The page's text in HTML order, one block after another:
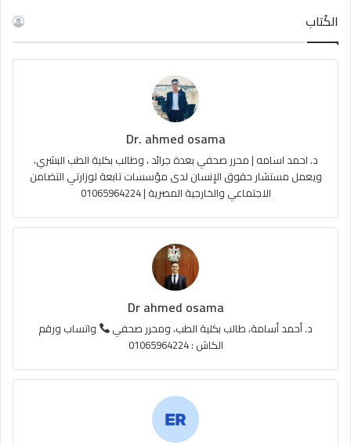
س
ب
u
e
ت
ا
م
ص
ا
ل
م
و
ق
ع
R
S
S
الكُتاب
Dr. ahmed osama
د. احمد اسامه | محرر صحفي بعدة جرائد ، وطالب بكلية الطب البشري،
ويعمل مستشار حقوق الإنسان لدى مؤسسات تابعة لوزارتي التضامن
الاجتماعي والخارجية المصرية | 01065964224
Dr ahmed osama
د. أحمد أسامة، طالب بكلية الطب، ومحرر صحفي
واتساب ورقم
الكاش : 01065964224